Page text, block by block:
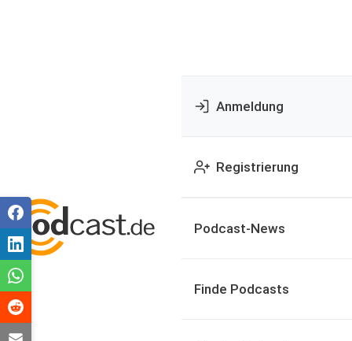
Anmeldung
Registrierung
Podcast-News
Finde Podcasts